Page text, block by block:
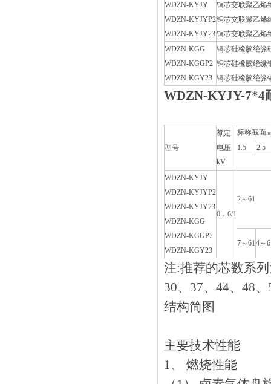
WDZN-KYJY
WDZN-KYJYP2
WDZN-KYJY23
铜芯交联聚乙烯
铜芯交联聚乙烯
铜芯交联聚乙烯
WDZN-KGG
WDZN-KGGP2
WDZN-KGY23
铜芯硅橡胶绝缘
铜芯硅橡胶绝缘
铜芯硅橡胶绝缘
WDZN-KYJY-7*4
型号
额定
电压
kV
标称截面
1.5
2.5
WDZN-KYJY
WDZN-KYJYP2
WDZN-KYJY23
WDZN-KGG
WDZN-KGGP2
WDZN-KGY23
0．6/1
2～61
7～614～
注:推荐的芯数系列为2、
30、37、44、
结构简图
主要技术性能
1、 燃烧性能